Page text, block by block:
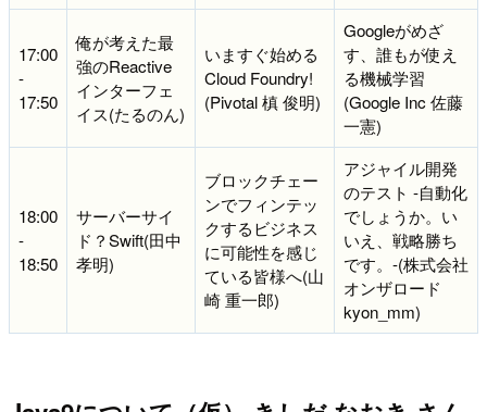
17:00
-
17:50
俺が考えた最
強のReactive
インターフェ
イス(たるのん)
いますぐ始める
Cloud Foundry!
(Pivotal 槙 俊明)
Googleがめざ
す、誰もが使え
る機械学習
(Google Inc 佐藤
一憲)
18:00
-
18:50
サーバーサイ
ド？Swift(田中
孝明)
ブロックチェー
ンでフィンテッ
クするビジネス
に可能性を感じ
ている皆様へ(山
崎 重一郎)
アジャイル開発
のテスト -自動化
でしょうか。い
いえ、戦略勝ち
です。-(株式会社
オンザロード
kyon_mm)